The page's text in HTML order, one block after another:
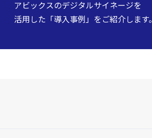
アビックスのデジタルサイネージを
活用した「導入事例」をご紹介します。